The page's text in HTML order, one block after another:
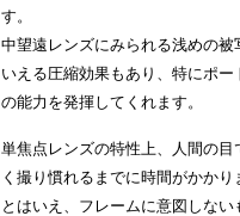
す。
中望遠レンズにみられる浅めの
いえる圧縮効果もあり、特にポ
の能力を発揮してくれます。
単焦点レンズの特性上、人間の
く撮り慣れるまでに時間がかかり
とはいえ、フレームに意図しな